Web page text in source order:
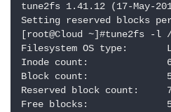
tune2fs 1.41.12 (17-May-
Setting reserved blocks
[root@Cloud ~]#tune2fs -l
Filesystem OS type:
Inode count:
Block count:
Reserved block count:
Free blocks: